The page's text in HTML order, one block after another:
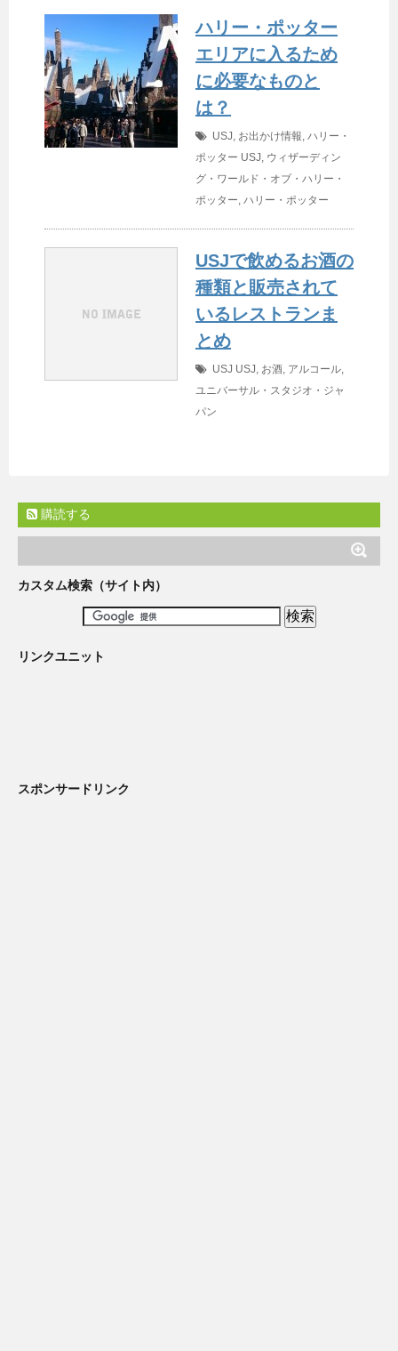
ハリー・ポッター
エリアに入るため
に必要なものと
は？
USJ, お出かけ情報, ハリー・
ポッター USJ, ウィザーディン
グ・ワールド・オブ・ハリー・
ポッター, ハリー・ポッター
USJで飲めるお酒の
種類と販売されて
いるレストランま
とめ
USJ USJ, お酒, アルコール,
ユニバーサル・スタジオ・ジャ
パン
購読する
カスタム検索（サイト内）
リンクユニット
スポンサードリンク